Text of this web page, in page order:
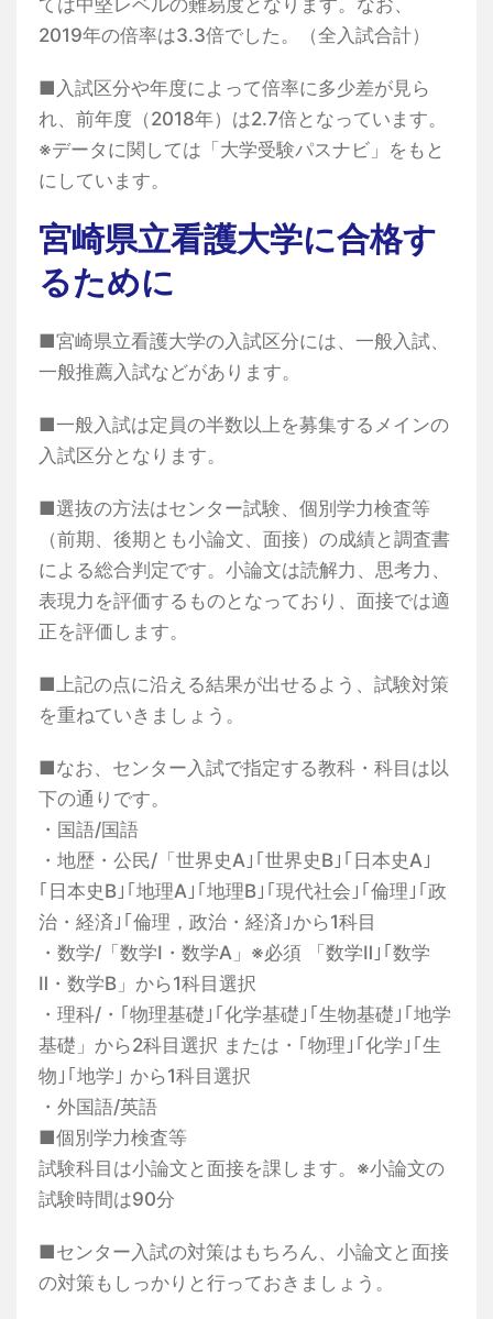
2019年の倍率は3.3倍でした。（全入試合計）
■入試区分や年度によって倍率に多少差が見ら
れ、前年度（2018年）は2.7倍となっています。
※データに関しては「大学受験パスナビ」をもと
にしています。
宮崎県立看護大学に合格す
るために
■宮崎県立看護大学の入試区分には、一般入試、
一般推薦入試などがあります。
■一般入試は定員の半数以上を募集するメインの
入試区分となります。
■選抜の方法はセンター試験、個別学力検査等
（前期、後期とも小論文、面接）の成績と調査書
による総合判定です。小論文は読解力、思考力、
表現力を評価するものとなっており、面接では適
正を評価します。
■上記の点に沿える結果が出せるよう、試験対策
を重ねていきましょう。
■なお、センター入試で指定する教科・科目は以
下の通りです。
・国語/国語
・地歴・公民/「世界史A｣｢世界史B｣｢日本史A｣
｢日本史B｣｢地理A｣｢地理B｣｢現代社会｣｢倫理｣｢政
治・経済｣｢倫理，政治・経済｣から1科目
・数学/「数学Ⅰ・数学A」※必須 「数学Ⅱ｣｢数学
Ⅱ・数学B」から1科目選択
・理科/・｢物理基礎｣｢化学基礎｣｢生物基礎｣｢地学
基礎」から2科目選択 または・｢物理｣｢化学｣｢生
物｣｢地学｣ から1科目選択
・外国語/英語
■個別学力検査等
試験科目は小論文と面接を課します。※小論文の
試験時間は90分
■センター入試の対策はもちろん、小論文と面接
の対策もしっかりと行っておきましょう。